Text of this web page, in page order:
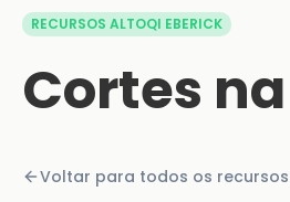
RECURSOS ALTOQI EBERICK
Cortes
Voltar para todos os recursos